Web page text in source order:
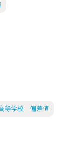
等学校 偏差値